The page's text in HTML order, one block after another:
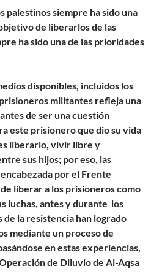
palestinos siempre ha sido una
de liberarlos de las
ha sido una de las prioridades
disponibles, incluidos los
militantes refleja una
de ser una cuestión
este prisionero que dio su vida
liberarlo, vivir libre y
sus hijos; por eso, las
por el Frente
liberar a los prisioneros como
luchas, antes y durante los
de la resistencia han logrado
mediante un proceso de
en estas experiencias,
de Diluvio de Al-Aqsa